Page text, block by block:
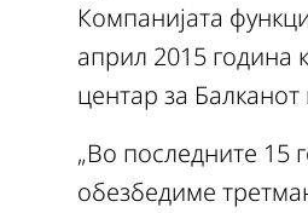
Компанијата
април 2015 година
центар за
„Во последните 15
обезбедиме